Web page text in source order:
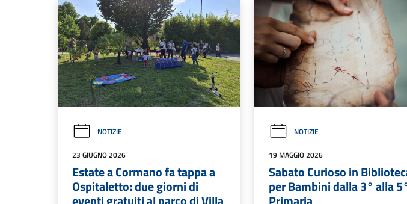
NOTIZIE
23 GIUGNO 2026
Estate a Cormano fa tappa a
Ospitaletto: due giorni di
NOTIZIE
19 MAGGIO 2026
Sabato Curioso in
per Bambini dalla 3° alla